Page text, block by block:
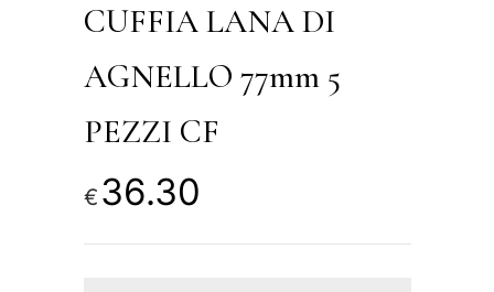
CUFFIA LANA DI
AGNELLO 77mm 5
PEZZI CF
€ 36.30